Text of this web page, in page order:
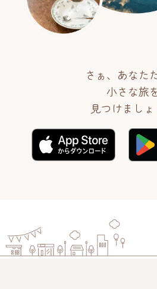
さぁ、あなた
小さな旅
見つけまし